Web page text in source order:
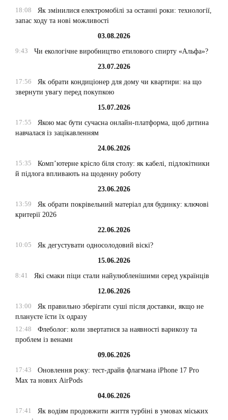
18:08
Як змінилися електромобілі за останні роки: технології,
запас ходу та нові можливості
03.08.2026
9:43
Чи екологічне виробництво етилового спирту «Альфа»?
23.07.2026
17:56
Як обрати кондиціонер для дому чи квартири: на що
звернути увагу перед покупкою
15.07.2026
17:55
Якою має бути сучасна онлайн-платформа, щоб дитина
навчалася із зацікавленням
24.06.2026
15:35
Комп’ютерне крісло біля столу: як кабелі, підлокітники
й підлога впливають на щоденну роботу
23.06.2026
13:59
Як обрати покрівельний матеріал для будинку: ключові
критерії 2026
22.06.2026
10:05
Як дегустувати односолодовий віскі?
15.06.2026
8:41
Які смаки піци стали найулюбленішими серед українців
12.06.2026
13:00
Як правильно зберігати суші після доставки, якщо не
плануєте їсти їх одразу
12:48
Флеболог: коли звертатися за наявності варикозу та
проблем із венами
09.06.2026
17:43
Оновлення року: тест-драйв флагмана iPhone 17 Pro
Max та нових AirPods
04.06.2026
17:41
Як водіям продовжити життя турбіні в умовах міських